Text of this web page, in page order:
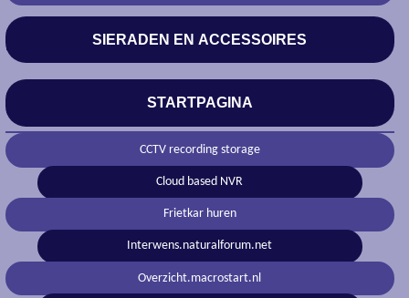
SIERADEN EN ACCESSOIRES
STARTPAGINA
CCTV recording storage
Cloud based NVR
Frietkar huren
Interwens.naturalforum.net
Overzicht.macrostart.nl